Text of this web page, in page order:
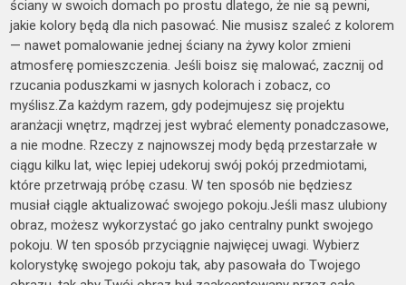
ściany w swoich domach po prostu dlatego, że nie są pewni,
jakie kolory będą dla nich pasować. Nie musisz szaleć z kolorem
— nawet pomalowanie jednej ściany na żywy kolor zmieni
atmosferę pomieszczenia. Jeśli boisz się malować, zacznij od
rzucania poduszkami w jasnych kolorach i zobacz, co
myślisz.Za każdym razem, gdy podejmujesz się projektu
aranżacji wnętrz, mądrzej jest wybrać elementy ponadczasowe,
a nie modne. Rzeczy z najnowszej mody będą przestarzałe w
ciągu kilku lat, więc lepiej udekoruj swój pokój przedmiotami,
które przetrwają próbę czasu. W ten sposób nie będziesz
musiał ciągle aktualizować swojego pokoju.Jeśli masz ulubiony
obraz, możesz wykorzystać go jako centralny punkt swojego
pokoju. W ten sposób przyciągnie najwięcej uwagi. Wybierz
kolorystykę swojego pokoju tak, aby pasowała do Twojego